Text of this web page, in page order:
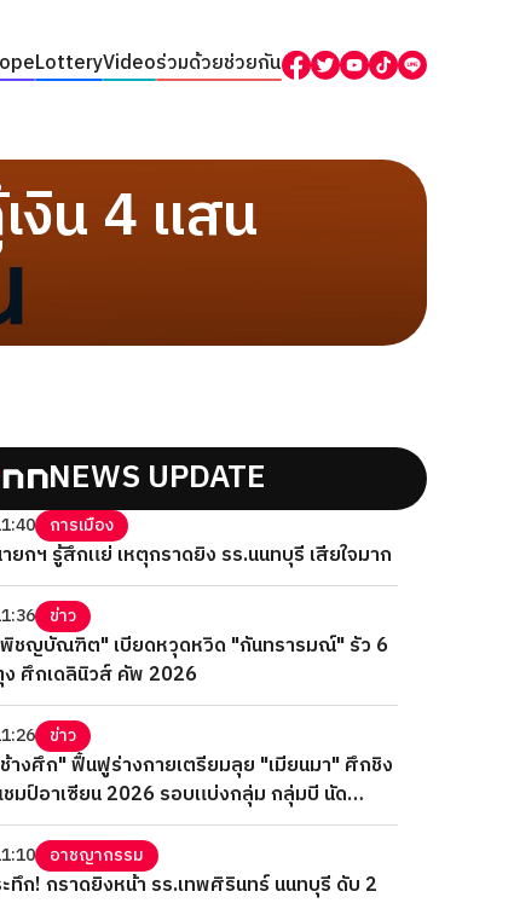
LotteryVideoร่วมด้วยช่วยกัน
งิน 4 แสน
NEWS UPDATE
การเมือง
ยกฯ รู้สึกแย่ เหตุกราดยิง รร.นนทบุรี เสียใจมาก
ข่าว
ชญบัณฑิต" เบียดหวุดหวิด "กันทรารมณ์" รัว 6
ศึกเดลินิวส์ คัพ 2026
ข่าว
างศึก" ฟื้นฟูร่างกายเตรียมลุย "เมียนมา" ศึกชิง
มป์อาเซียน 2026 รอบแบ่งกลุ่ม กลุ่มบี นัด
ท้าย
อาชญากรรม
ทึก! กราดยิงหน้า รร.เทพศิรินทร์ นนทบุรี ดับ 2